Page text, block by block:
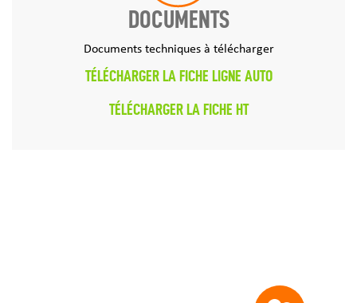
DOCUMENTS
Documents techniques à télécharger
TÉLÉCHARGER LA FICHE LIGNE AUTO
TÉLÉCHARGER LA FICHE HT